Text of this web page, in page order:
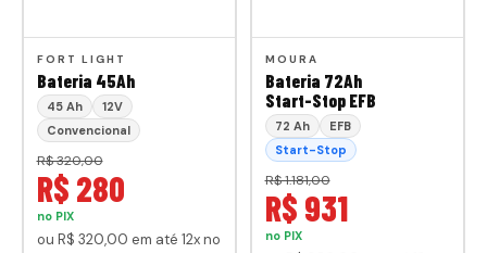
FORT LIGHT
Bateria 45Ah
45 Ah
12V
Convencional
R$ 320,00
R$ 280
no PIX
ou R$ 320,00 em até 12x no
MOURA
Bateria 72Ah
Start-Stop EFB
72 Ah
EFB
Start-Stop
R$ 1.181,00
R$ 931
no PIX